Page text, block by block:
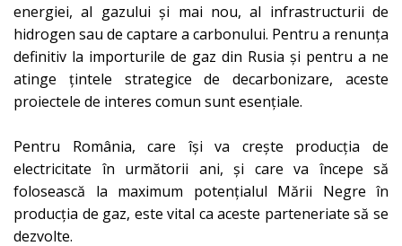
energiei, al gazului și mai nou, al infrastructurii de
hidrogen sau de captare a carbonului. Pentru a renunța
definitiv la importurile de gaz din Rusia și pentru a ne
atinge țintele strategice de decarbonizare, aceste
proiectele de interes comun sunt esențiale.
Pentru România, care își va crește producția de
electricitate în următorii ani, și care va începe să
folosească la maximum potențialul Mării Negre în
producția de gaz, este vital ca aceste parteneriate să se
dezvolte.